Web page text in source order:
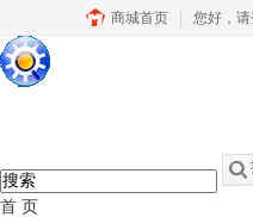
商城首页 您好，
首 页